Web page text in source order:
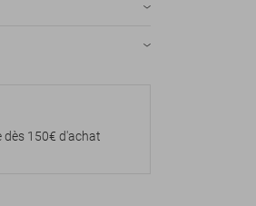
dès 150€ d'achat